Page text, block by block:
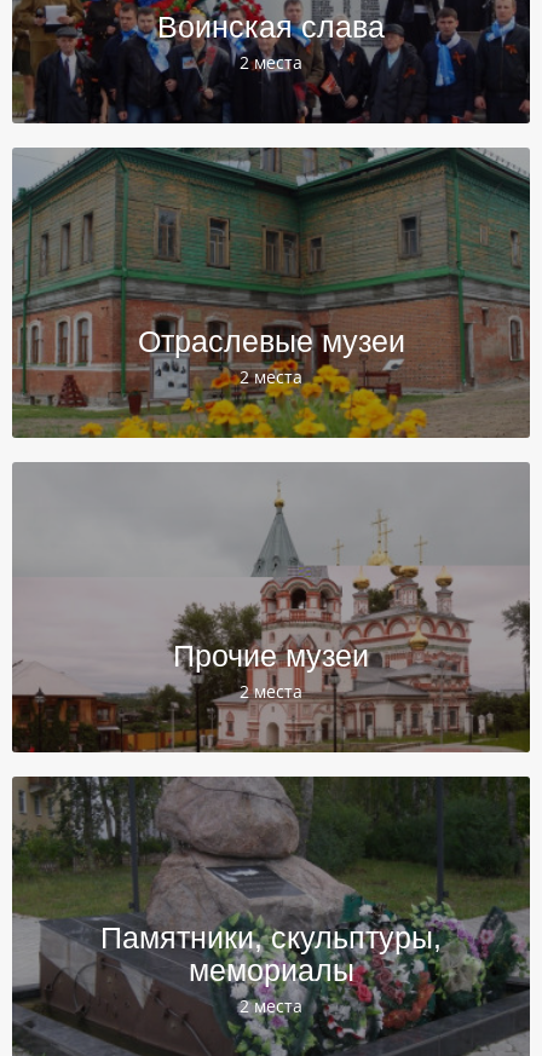
Воинская слава
2 места
Отраслевые музеи
2 места
Прочие музеи
2 места
Памятники, скульптуры,
мемориалы
2 места